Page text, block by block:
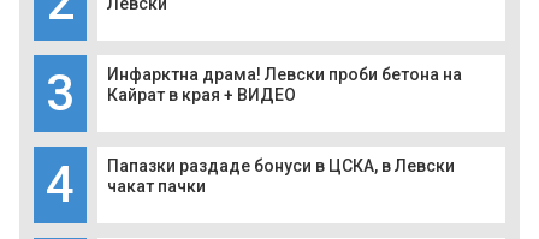
3
Инфарктна драма! Левски проби бетона на
Кайрат в края + ВИДЕО
4
Папазки раздаде бонуси в ЦСКА, в Левски
чакат пачки